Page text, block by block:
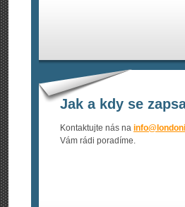
Jak a kdy se
Kontaktujte nás na info@
Vám rádi poradíme.